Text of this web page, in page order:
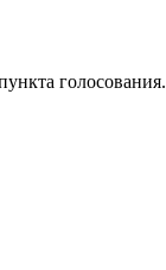
голосования.